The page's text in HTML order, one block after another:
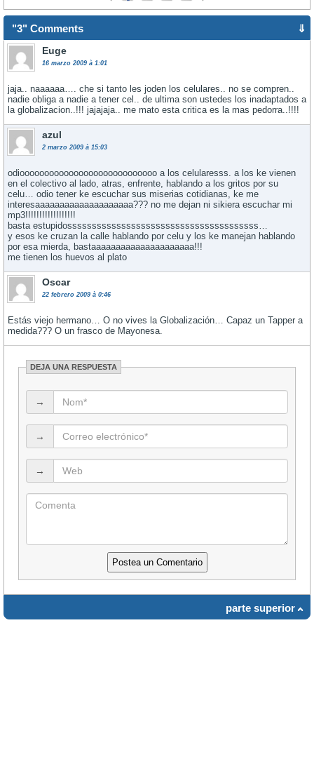
"3" Comments ⇓
Euge
16 marzo 2009 à 1:01
jaja.. naaaaaa…. che si tanto les joden los celulares.. no se compren..
nadie obliga a nadie a tener cel.. de ultima son ustedes los inadaptados a
la globalizacion..!!! jajajaja.. me mato esta critica es la mas pedorra..!!!!
azul
2 marzo 2009 à 15:03
odioooooooooooooooooooooooooooo a los celularesss. a los ke vienen
en el colectivo al lado, atras, enfrente, hablando a los gritos por su
celu… odio tener ke escuchar sus miserias cotidianas, ke me
interesaaaaaaaaaaaaaaaaaaaa??? no me dejan ni sikiera escuchar mi
mp3!!!!!!!!!!!!!!!!!!
basta estupidosssssssssssssssssssssssssssssssssssssss…
y esos ke cruzan la calle hablando por celu y los ke manejan hablando
por esa mierda, bastaaaaaaaaaaaaaaaaaaaaa!!!
me tienen los huevos al plato
Oscar
22 febrero 2009 à 0:46
Estás viejo hermano… O no vives la Globalización… Capaz un Tapper a
medida??? O un frasco de Mayonesa.
DEJA UNA RESPUESTA
→
→
→
parte superior